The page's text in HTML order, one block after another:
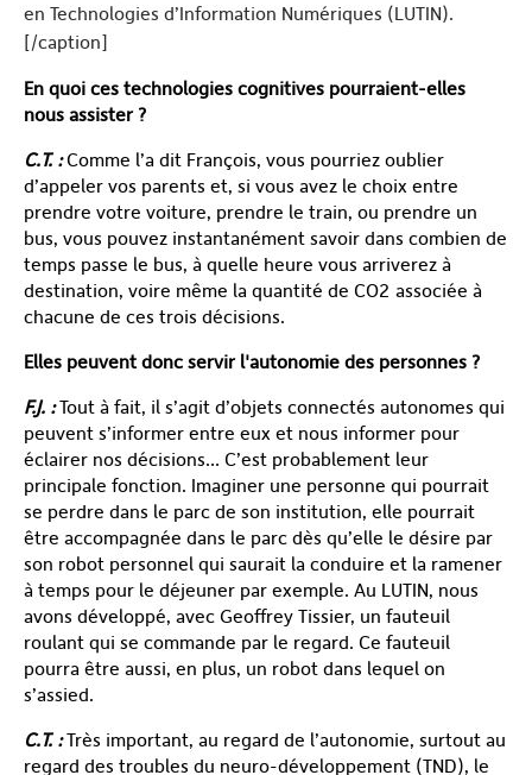
en Technologies d’Information Numériques (LUTIN).
[/caption]
En quoi ces technologies cognitives pourraient-elles
nous assister ?
C.T. :Comme l’a dit François, vous pourriez oublier
d’appeler vos parents et, si vous avez le choix entre
prendre votre voiture, prendre le train, ou prendre un
bus, vous pouvez instantanément savoir dans combien de
temps passe le bus, à quelle heure vous arriverez à
destination, voire même la quantité de CO2 associée à
chacune de ces trois décisions.
Elles peuvent donc servir l'autonomie des personnes ?
F.J. :Tout à fait, il s’agit d’objets connectés autonomes qui
peuvent s’informer entre eux et nous informer pour
éclairer nos décisions… C’est probablement leur
principale fonction. Imaginer une personne qui pourrait
se perdre dans le parc de son institution, elle pourrait
être accompagnée dans le parc dès qu’elle le désire par
son robot personnel qui saurait la conduire et la ramener
à temps pour le déjeuner par exemple. Au LUTIN, nous
avons développé, avec Geoffrey Tissier, un fauteuil
roulant qui se commande par le regard. Ce fauteuil
pourra être aussi, en plus, un robot dans lequel on
s’assied.
C.T. :Très important, au regard de l’autonomie, surtout au
regard des troubles du neuro-développement (TND), le